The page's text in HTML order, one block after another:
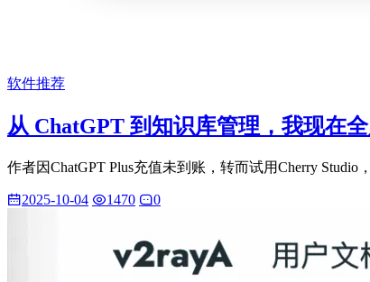
软件推荐
从 ChatGPT 到知识库管理，我现在
作者因ChatGPT Plus充值未到账，转而试用Cherry
2025-10-04 1470 0